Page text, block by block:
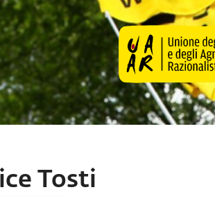
Tosti